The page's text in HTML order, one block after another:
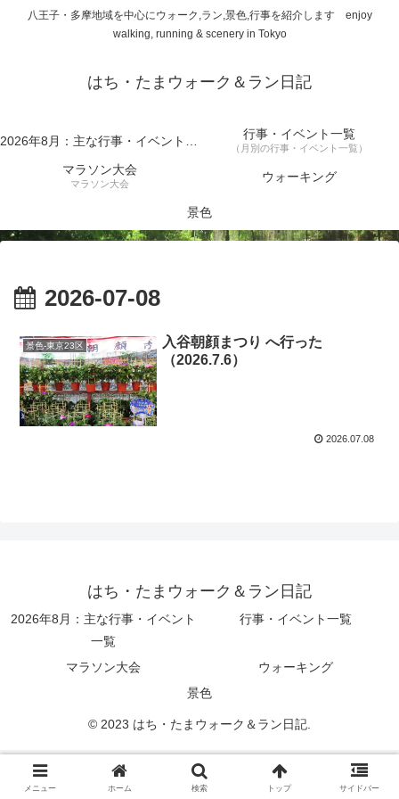
八王子・多摩地域を中心にウォーク,ラン,景色,行事を紹介します enjoy
walking, running & scenery in Tokyo
はち・たまウォーク＆ラン日記
2026年8月：主な行事・イベント一覧 行事・イベント一覧
（月別の行事・イベント一覧）
マラソン大会
マラソン大会 ウォーキング
景色
2026-07-08
景色-東京23区
入谷朝顔まつり へ行った
（2026.7.6）
2026.07.08
はち・たまウォーク＆ラン日記
2026年8月：主な行事・イベント
一覧
行事・イベント一覧
マラソン大会
ウォーキング
景色
© 2023 はち・たまウォーク＆ラン日記.
メニュー ホーム 検索 トップ サイドバー